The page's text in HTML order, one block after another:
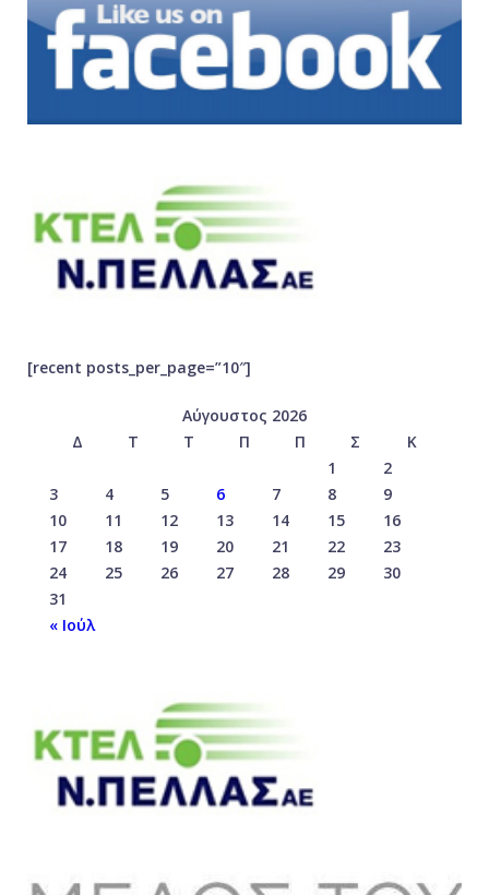
[recent posts_per_page=”10″]
Αύγουστος 2026
Δ
Τ Τ Π Π Σ
Κ
1
2
3
4 5 6 7 8
9
10
11 12 13 14 15
16
17
18 19 20 21 22
23
24
25 26 27 28 29
30
31
« Ιούλ